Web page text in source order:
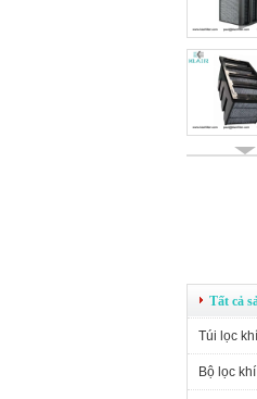
Tất cả
Túi lọc khí
Bộ lọc